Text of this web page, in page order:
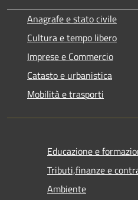
Anagrafe e stato civile
Cultura e tempo libero
Imprese e Commercio
Catasto e urbanistica
Mobilità e trasporti
Educazione e
Tributi,finanze e
Ambiente